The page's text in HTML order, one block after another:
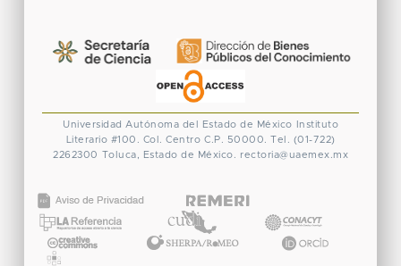
Universidad Autónoma del Estado de México
Instituto
Literario #100. Col. Centro C.P. 50000. Tel. (01-722)
2262300 Toluca, Estado de México. rectoria@uaemex.mx